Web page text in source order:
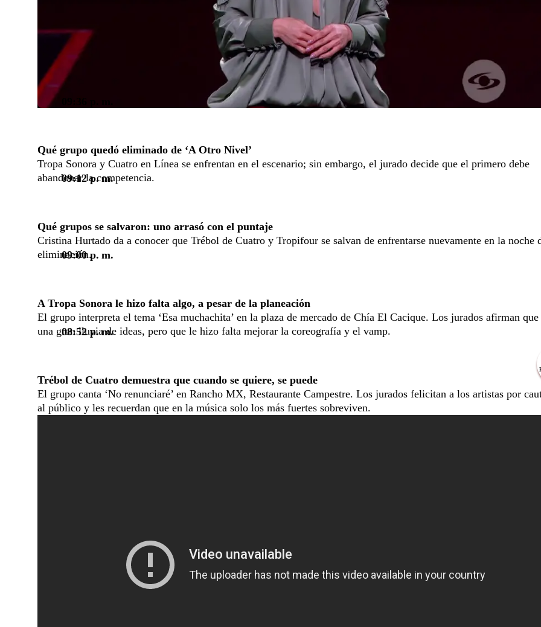
Qué grupo quedó eliminado de ‘A Otro Nivel’
Tropa Sonora y Cuatro en Línea se enfrentan en el escenario; sin embargo, el jurado decide que el primero debe
abandonar la competencia.
09:12 p. m.
Qué grupos se salvaron: uno arrasó con el puntaje
Cristina Hurtado da a conocer que Trébol de Cuatro y Tropifour se salvan de enfrentarse nuevamente en la noche
eliminación.
09:00 p. m.
A Tropa Sonora le hizo falta algo, a pesar de la planeación
El grupo interpreta el tema ‘Esa muchachita’ en la plaza de mercado de Chía El Cacique. Los jurados afirman
una gran lluvia de ideas, pero que le hizo falta mejorar la coreografía y el vamp.
08:52 p. m.
Trébol de Cuatro demuestra que cuando se quiere, se puede
El grupo canta ‘No renunciaré’ en Rancho MX, Restaurante Campestre. Los jurados felicitan a los artistas por
al público y les recuerdan que en la música solo los más fuertes sobreviven.